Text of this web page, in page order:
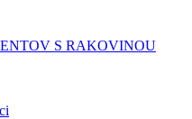
S RAKOVINOU